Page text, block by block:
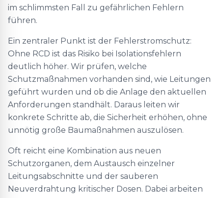
im schlimmsten Fall zu gefährlichen Fehlern
führen.
Ein zentraler Punkt ist der Fehlerstromschutz:
Ohne RCD ist das Risiko bei Isolationsfehlern
deutlich höher. Wir prüfen, welche
Schutzmaßnahmen vorhanden sind, wie Leitungen
geführt wurden und ob die Anlage den aktuellen
Anforderungen standhält. Daraus leiten wir
konkrete Schritte ab, die Sicherheit erhöhen, ohne
unnötig große Baumaßnahmen auszulösen.
Oft reicht eine Kombination aus neuen
Schutzorganen, dem Austausch einzelner
Leitungsabschnitte und der sauberen
Neuverdrahtung kritischer Dosen. Dabei arbeiten